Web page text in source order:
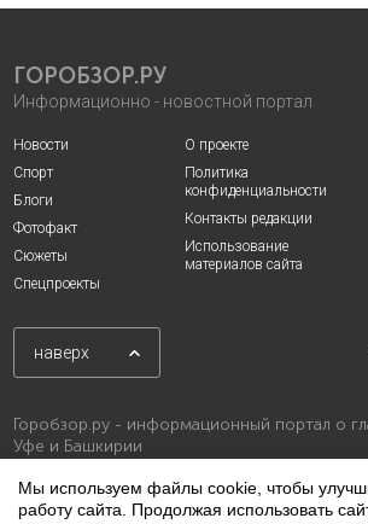
ГОРОБЗОР.РУ
Информационно - новостной портал
Новости
Спорт
Блоги
Фотофакт
Сюжеты
Спецпроекты
О проекте
Политика
конфиденциальности
Контакты редакции
Использование
материалов сайта
наверх
Горобзор.ру - информационный портал о
Уфе и Башкирии
Мы используем файлы cookie, чтобы
работу сайта. Продолжая использовать